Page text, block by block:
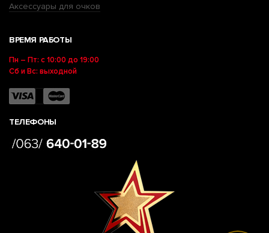
Аксессуары для очков
ВРЕМЯ РАБОТЫ
Пн – Пт: с 10:00 до 19:00
Сб и Вс: выходной
ТЕЛЕФОНЫ